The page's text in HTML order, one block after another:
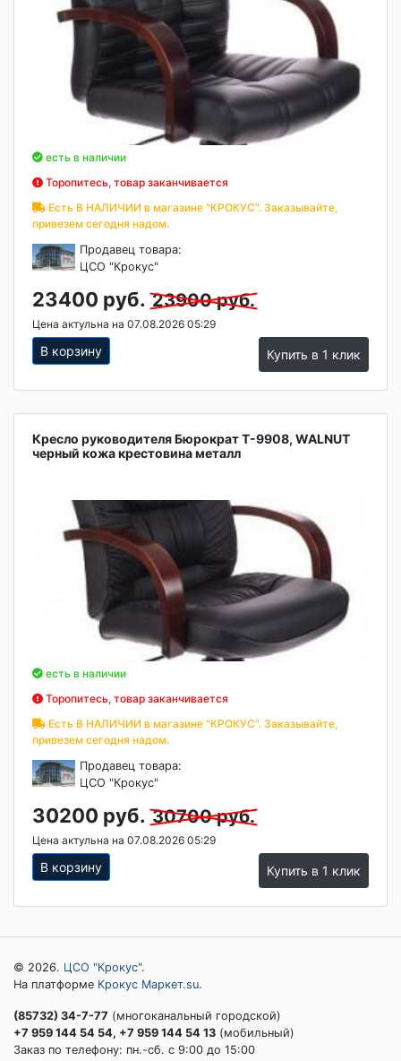
есть в наличии
Торопитесь, товар заканчивается
Есть В НАЛИЧИИ в магазине "КРОКУС". Заказывайте,
привезем сегодня надом.
Продавец товара:
ЦСО "Крокус"
23400 руб. 23900 руб.
Цена актульна на 07.08.2026 05:29
В корзину Купить в 1 клик
Кресло руководителя Бюрократ T-9908, WALNUT
черный кожа крестовина металл
есть в наличии
Торопитесь, товар заканчивается
Есть В НАЛИЧИИ в магазине "КРОКУС". Заказывайте,
привезем сегодня надом.
Продавец товара:
ЦСО "Крокус"
30200 руб. 30700 руб.
Цена актульна на 07.08.2026 05:29
В корзину Купить в 1 клик
© 2026. ЦСО "Крокус".
На платформе Крокус Маркет.su.
(85732) 34-7-77 (многоканальный городской)
+7 959 144 54 54, +7 959 144 54 13 (мобильный)
Заказ по телефону: пн.-сб. c 9:00 до 15:00